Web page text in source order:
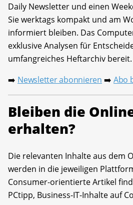
Daily Newsletter und einen
Sie werktags kompakt und am
informiert bleiben. Das
exklusive Analysen für
umfangreiches Heftarchiv bereit.
➡️ Newsletter abonnieren ➡️ Abo
Bleiben die
erhalten?
Die relevanten Inhalte aus dem
werden in die jeweiligen
Consumer-orientierte Artikel
PCtipp, Business-IT-Inhalte auf